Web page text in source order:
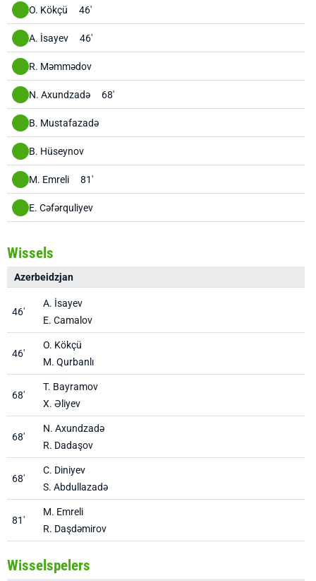
O. Kökçü 46'
A. İsayev 46'
R. Məmmədov
N. Axundzadə 68'
B. Mustafazadə
B. Hüseynov
M. Emreli 81'
E. Cəfərquliyev
Wissels
Azerbeidzjan
46'
A. İsayev
E. Camalov
46'
O. Kökçü
M. Qurbanlı
68'
T. Bayramov
X. Əliyev
68'
N. Axundzadə
R. Dadaşov
68'
C. Diniyev
S. Abdullazadə
81'
M. Emreli
R. Daşdəmirov
Wisselspelers